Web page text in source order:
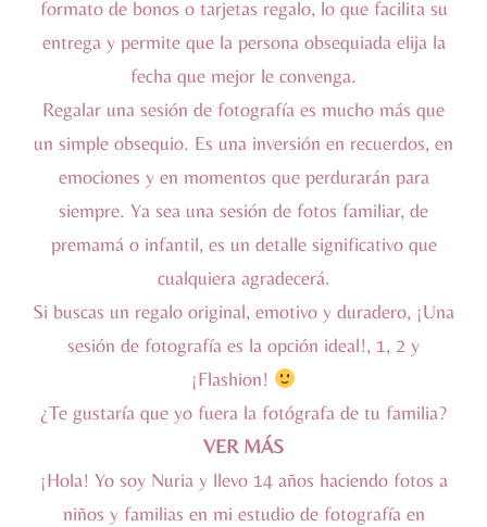
formato de bonos o tarjetas regalo, lo que facilita su
entrega y permite que la persona obsequiada elija la
fecha que mejor le convenga.
Regalar una sesión de fotografía es mucho más que
un simple obsequio. Es una inversión en recuerdos, en
emociones y en momentos que perdurarán para
siempre. Ya sea una sesión de fotos familiar, de
premamá o infantil, es un detalle significativo que
cualquiera agradecerá.
Si buscas un regalo original, emotivo y duradero, ¡Una
sesión de fotografía es la opción ideal!, 1, 2 y
¡Flashion!
¿Te gustaría que yo fuera la fotógrafa de tu familia?
VER MÁS
¡Hola! Yo soy Nuria y llevo 14 años haciendo fotos a
niños y familias en mi estudio de fotografía en